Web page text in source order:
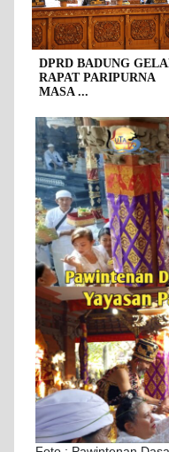
DPRD BADUNG
RAPAT PARIPURNA
MASA ...